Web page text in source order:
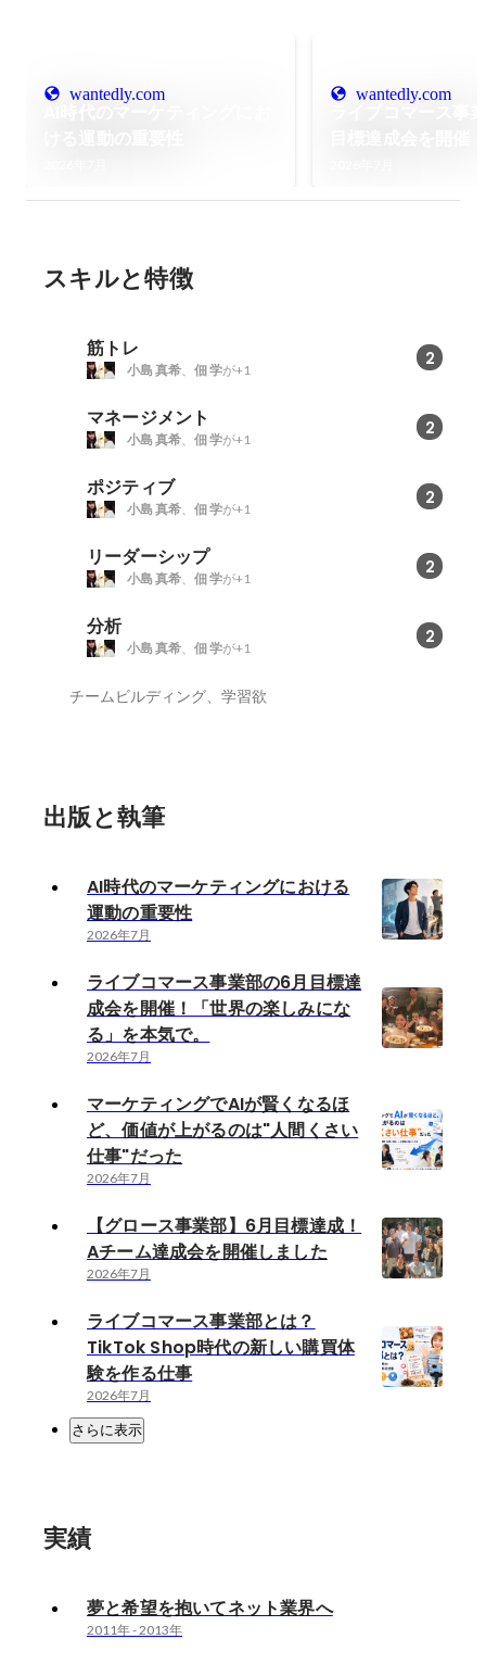
wantedly.com wantedly.com
スキルと特徴
筋トレ 2
小島 真希、 佃 学が+1
マネージメント 2
小島 真希、 佃 学が+1
ポジティブ 2
小島 真希、 佃 学が+1
リーダーシップ 2
小島 真希、 佃 学が+1
分析 2
小島 真希、 佃 学が+1
チームビルディング、学習欲
出版と執筆
AI時代のマーケティングにおける
運動の重要性
2026年7月
ライブコマース事業部の6月目標達
成会を開催！「世界の楽しみにな
る」を本気で。
2026年7月
マーケティングでAIが賢くなるほ
ど、価値が上がるのは"人間くさい
仕事"だった
2026年7月
【グロース事業部】6月目標達成！
Aチーム達成会を開催しました
2026年7月
ライブコマース事業部とは？
TikTok Shop時代の新しい購買体
験を作る仕事
2026年7月
さらに表示
実績
夢と希望を抱いてネット業界へ
2011年-2013年